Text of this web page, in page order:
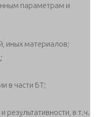
параметрам и
иных материалов;
в части БТ;
результативности, в т.ч.